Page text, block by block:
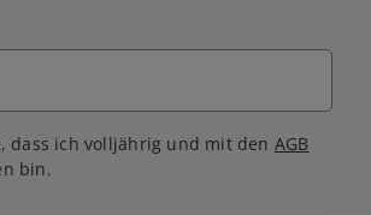
dass ich volljährig und mit den AGB
bin.